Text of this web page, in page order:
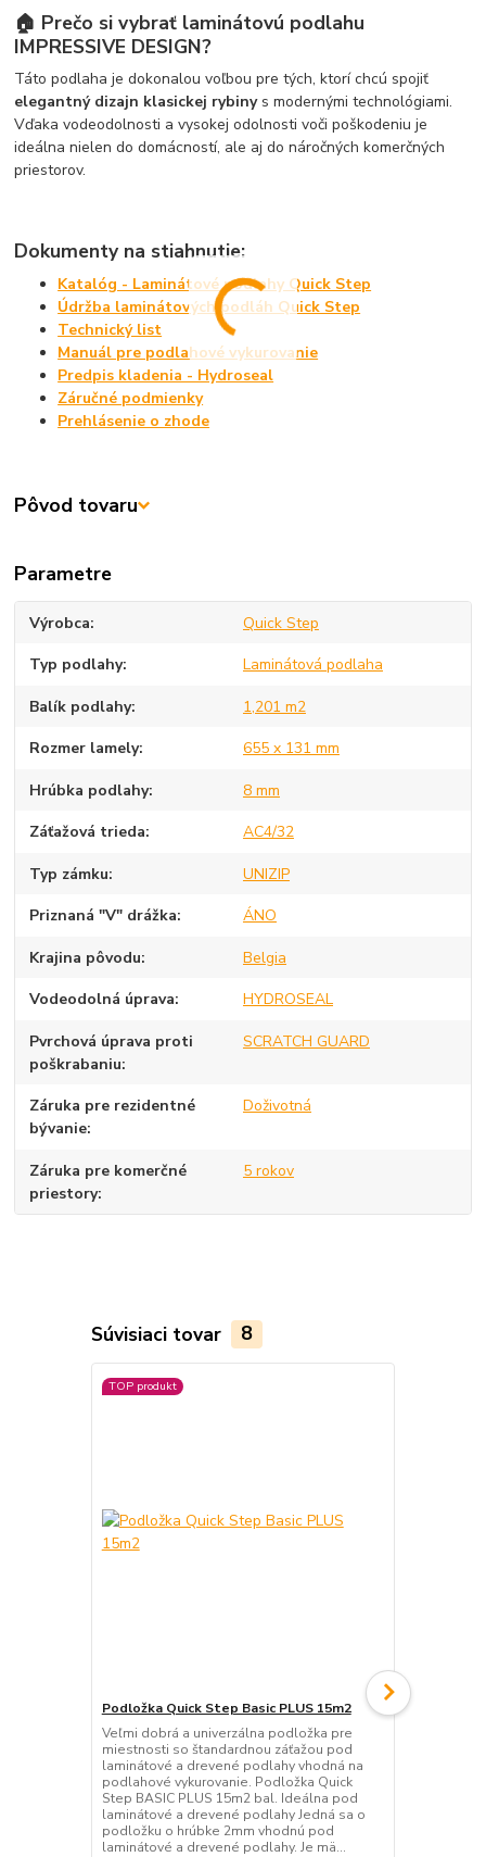
🏠 Prečo si vybrať laminátovú podlahu
IMPRESSIVE DESIGN?
Táto podlaha je dokonalou voľbou pre tých, ktorí chcú spojiť
elegantný dizajn klasickej rybinys modernými technológiami.
Vďaka vodeodolnosti a vysokej odolnosti voči poškodeniu je
ideálna nielen do domácností, ale aj do náročných komerčných
priestorov.
Dokumenty na stiahnutie:
Katalóg - Laminátové podlahy Quick Step
Údržba laminátových podláh Quick Step
Technický list
Manuál pre podlahové vykurovanie
Predpis kladenia - Hydroseal
Záručné podmienky
Prehlásenie o zhode
Pôvod tovaru
Parametre
Výrobca Quick Step
Typ podlahy Laminátová podlaha
Balík podlahy 1,201 m2
Rozmer lamely 655 x 131 mm
Hrúbka podlahy 8 mm
Záťažová trieda AC4/32
Typ zámku UNIZIP
Priznaná "V" drážka ÁNO
Krajina pôvodu Belgia
Vodeodolná úprava HYDROSEAL
Pvrchová úprava proti
poškrabaniu
SCRATCH GUARD
Záruka pre rezidentné
bývanie
Doživotná
Záruka pre komerčné
priestory
5 rokov
Súvisiaci tovar 8
TOP produkt
Podložka Quick Step Basic PLUS 15m2
Veľmi dobrá a univerzálna podložka pre
miestnosti so štandardnou záťažou pod
laminátové a drevené podlahy vhodná na
podlahové vykurovanie. Podložka Quick
Step BASIC PLUS 15m2 bal. Ideálna pod
laminátové a drevené podlahy Jedná sa o
podložku o hrúbke 2mm vhodnú pod
laminátové a drevené podlahy. Je mä...
Podložka